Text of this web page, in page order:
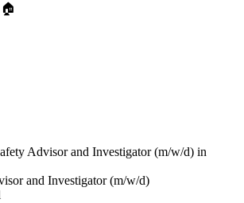
Advisor and Investigator (m/w/d) in
and Investigator (m/w/d)